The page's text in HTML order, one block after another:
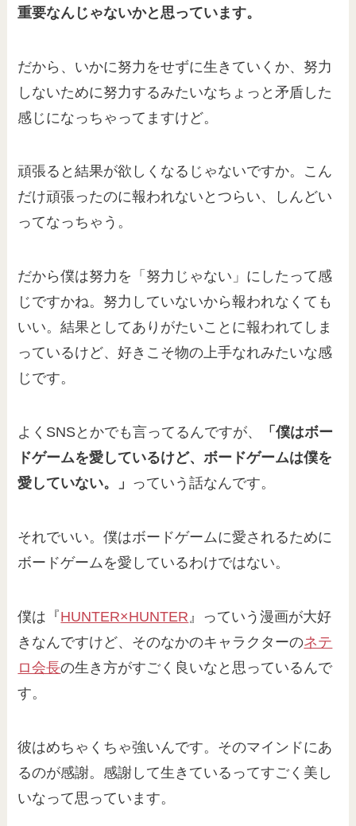
重要なんじゃないかと思っています。
だから、いかに努力をせずに生きていくか、努力
しないために努力するみたいなちょっと矛盾した
感じになっちゃってますけど。
頑張ると結果が欲しくなるじゃないですか。こん
だけ頑張ったのに報われないとつらい、しんどい
ってなっちゃう。
だから僕は努力を「努力じゃない」にしたって感
じですかね。努力していないから報われなくても
いい。結果としてありがたいことに報われてしま
っているけど、好きこそ物の上手なれみたいな感
じです。
よくSNSとかでも言ってるんですが、
「僕はボー
ドゲームを愛しているけど、ボードゲームは僕を
愛していない。」 っていう話なんです。
それでいい。僕はボードゲームに愛されるために
ボードゲームを愛しているわけではない。
僕は『HUNTER×HUNTER 』っていう漫画が大好
きなんですけど、そのなかのキャラクターのネテ
ロ会長の生き方がすごく良いなと思っているんで
す。
彼はめちゃくちゃ強いんです。そのマインドにあ
るのが感謝。感謝して生きているってすごく美し
いなって思っています。